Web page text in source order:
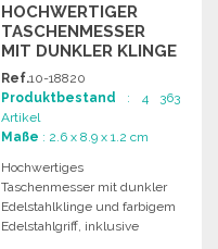
HOCHWERTIGER
TASCHENMESSER
MIT DUNKLER KLINGE
Ref.10-18820
Produktbestand : 4 363
Artikel
Maße : 2.6 x 8.9 x 1.2 cm
Hochwertiges
Taschenmesser mit dunkler
Edelstahlklinge und farbigem
Edelstahlgriff, inklusive